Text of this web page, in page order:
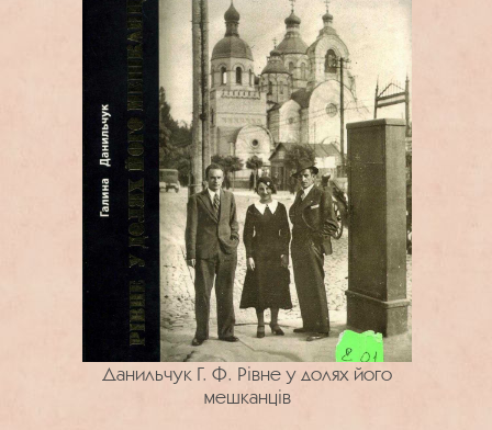
Данильчук Г. Ф. Рівне у долях його
мешканців